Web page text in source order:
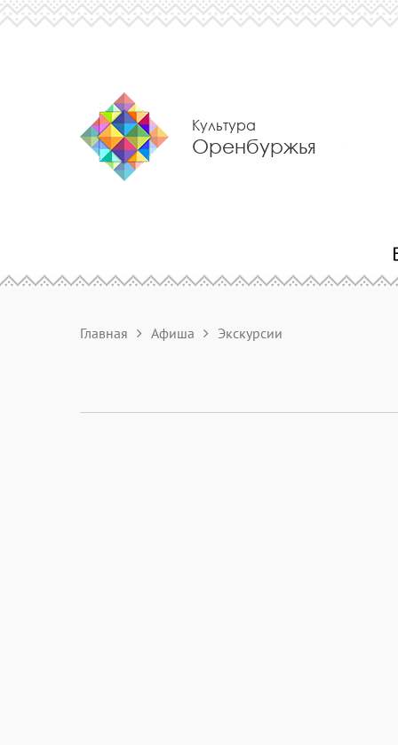
Культура
Оренбуржья
Главная Афиша Экскурсии